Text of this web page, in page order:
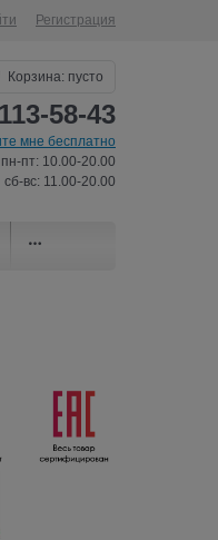
Регистрация
Корзина: пусто
58-43
мне бесплатно
пн-пт: 10.00-20.00
сб-вс: 11.00-20.00